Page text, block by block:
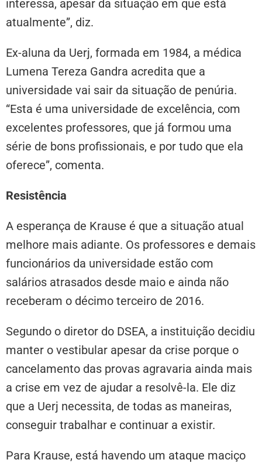
interessa, apesar da situação em que está
atualmente”, diz.
Ex-aluna da Uerj, formada em 1984, a médica
Lumena Tereza Gandra acredita que a
universidade vai sair da situação de penúria.
“Esta é uma universidade de excelência, com
excelentes professores, que já formou uma
série de bons profissionais, e por tudo que ela
oferece”, comenta.
Resistência
A esperança de Krause é que a situação atual
melhore mais adiante. Os professores e demais
funcionários da universidade estão com
salários atrasados desde maio e ainda não
receberam o décimo terceiro de 2016.
Segundo o diretor do DSEA, a instituição decidiu
manter o vestibular apesar da crise porque o
cancelamento das provas agravaria ainda mais
a crise em vez de ajudar a resolvê-la. Ele diz
que a Uerj necessita, de todas as maneiras,
conseguir trabalhar e continuar a existir.
Para Krause, está havendo um ataque maciço